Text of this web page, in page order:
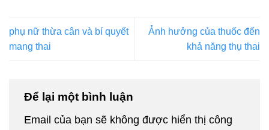
phụ nữ thừa cân và bí quyết
mang thai
Ảnh hưởng của thuốc đến
khả năng thụ thai
Để lại một bình luận
Email của bạn sẽ không được hiển thị công